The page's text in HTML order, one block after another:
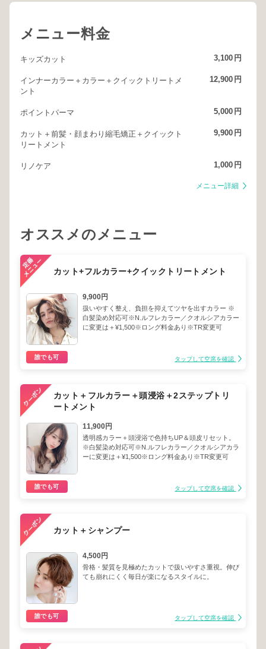
メニュー料金
キッズカット 3,100 円
インナーカラー＋カラー＋クイックトリートメ
ント
12,900 円
ポイントパーマ 5,000 円
カット＋前髪・顔まわり縮毛矯正＋クイックト
リートメント
9,900 円
リノケア 1,000 円
メニュー詳細
オススメのメニュー
カット+フルカラー+クイックトリートメント
9,900円
扱いやすく整え、負担を抑えてツヤを出すカラー ※
白髪染め対応可※N.ルフレカラー／クオルシアカラー
に変更は＋¥1,500※ロング料金あり※TR変更可
誰でも可 タップして空席を確認
カット＋フルカラー＋頭浸浴＋2ステップトリ
ートメント
11,900円
透明感カラー＋頭浸浴で色持ちUP＆頭皮リセット。
※白髪染め対応可※N.ルフレカラー／クオルシアカラ
ーに変更は＋¥1,500※ロング料金あり※TR変更可
誰でも可 タップして空席を確認
カット＋シャンプー
4,500円
骨格・髪質を見極めたカットで扱いやすさ重視。伸び
ても崩れにくく毎日が楽になるスタイルに。
誰でも可 タップして空席を確認